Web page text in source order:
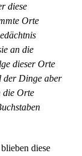
diese
Orte
an die
dieser Orte
der Dinge aber
die Orte
diese